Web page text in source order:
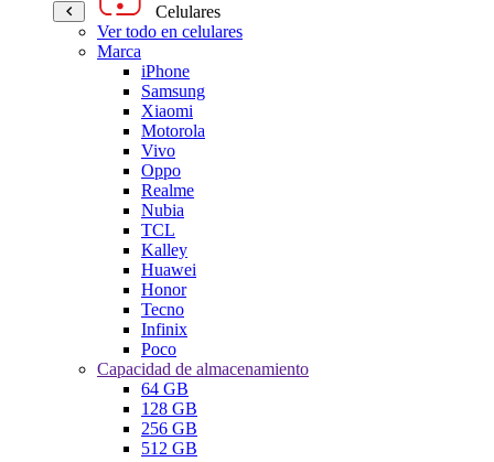
Celulares
Ver todo en celulares
Marca
iPhone
Samsung
Xiaomi
Motorola
Vivo
Oppo
Realme
Nubia
TCL
Kalley
Huawei
Honor
Tecno
Infinix
Poco
Capacidad de almacenamiento
64 GB
128 GB
256 GB
512 GB